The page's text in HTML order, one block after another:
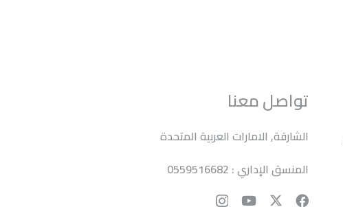
تواصل معنا
الشارقة, الامارات العربية المتحدة
المنسق الإداري : 0559516682